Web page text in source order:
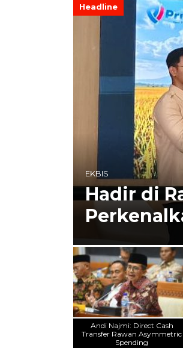
Headline
INTERNASIONAL
Situs
Andi Najmi: Direct Cash
Transfer Rawan Asymmetric
Spending